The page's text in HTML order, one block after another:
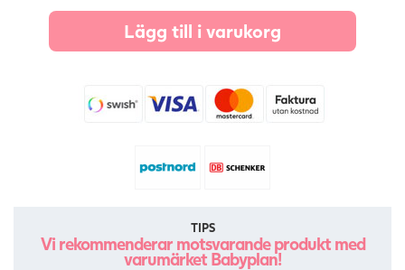
Lägg till i varukorg
TIPS
Vi rekommenderar motsvarande produkt med
varumärket Babyplan!